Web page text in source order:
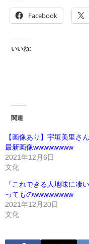
Facebook
いいね:
関連
【画像あり】宇垣美里さ
最新画像wwwwwwww
2021年12月6日
文化
「これできる人地味に凄い
ってものwwwwwwww
2021年12月20日
文化